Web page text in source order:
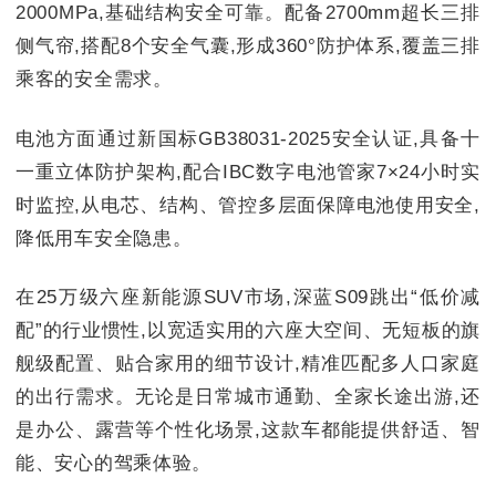
2000MPa,基础结构安全可靠。配备2700mm超长三排
侧气帘,搭配8个安全气囊,形成360°防护体系,覆盖三排
乘客的安全需求。
电池方面通过新国标GB38031-2025安全认证,具备十
一重立体防护架构,配合IBC数字电池管家7×24小时实
时监控,从电芯、结构、管控多层面保障电池使用安全,
降低用车安全隐患。
在25万级六座新能源SUV市场,深蓝S09跳出“低价减
配”的行业惯性,以宽适实用的六座大空间、无短板的旗
舰级配置、贴合家用的细节设计,精准匹配多人口家庭
的出行需求。无论是日常城市通勤、全家长途出游,还
是办公、露营等个性化场景,这款车都能提供舒适、智
能、安心的驾乘体验。